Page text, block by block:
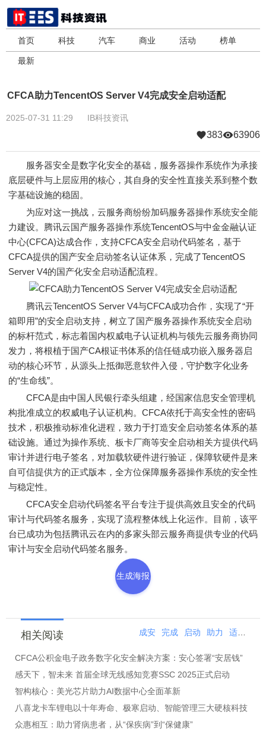
首页 科技 汽车 商业 活动 榜单
最新
CFCA助力TencentOS Server V4完成安全启动适配
2025-07-31 11:29 IB科技资讯
383 63906
服务器安全是数字化安全的基础，服务器操作系统作为承接
底层硬件与上层应用的核心，其自身的安全性直接关系到整个数
字基础设施的稳固。
为应对这一挑战，云服务商纷纷加码服务器操作系统安全能
力建设。腾讯云国产服务器操作系统TencentOS与中金金融认证
中心(CFCA)达成合作，支持CFCA安全启动代码签名，基于
CFCA提供的国产安全启动签名认证体系，完成了TencentOS
Server V4的国产化安全启动适配流程。
腾讯云TencentOS Server V4与CFCA成功合作，实现了“开
箱即用”的安全启动支持，树立了国产服务器操作系统安全启动
的标杆范式，标志着国内权威电子认证机构与领先云服务商协同
发力，将根植于国产CA根证书体系的信任链成功嵌入服务器启
动的核心环节，从源头上抵御恶意软件入侵，守护数字化业务
的“生命线”。
CFCA是由中国人民银行牵头组建，经国家信息安全管理机
构批准成立的权威电子认证机构。CFCA依托于高安全性的密码
技术，积极推动标准化进程，致力于打造安全启动签名体系的基
础设施。通过为操作系统、板卡厂商等安全启动相关方提供代码
审计并进行电子签名，对加载软硬件进行验证，保障软硬件是来
自可信提供方的正式版本，全方位保障服务器操作系统的安全性
与稳定性。
CFCA安全启动代码签名平台专注于提供高效且安全的代码
审计与代码签名服务，实现了流程整体线上化运作。目前，该平
台已成功为包括腾讯云在内的多家头部云服务商提供专业的代码
审计与安全启动代码签名服务。
生成海报
相关阅读 成安 完成 启动 助力 适配
CFCA公积金电子政务数字化安全解决方案：安心签署“安居钱”
感天下，智未来 首届全球无线感知竞赛SSC 2025正式启动
智构核心：美光芯片助力AI数据中心全面革新
八喜龙卡车锂电以十年寿命、极寒启动、智能管理三大硬核科技
众惠相互：助力肾病患者，从“保疾病”到“保健康”